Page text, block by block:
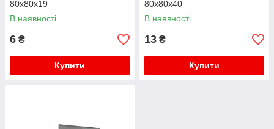
80х80х19
В наявності
6 ₴
Купити
80х80х40
В наявності
13 ₴
Купити